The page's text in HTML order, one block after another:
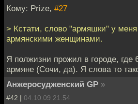
Кому: Prize, #27
> Кстати, слово "армяшки" у меня
армянскими женщинами.
Я полжизни прожил в городе, где
армяне (Сочи, да). Я слова то
Анжеросудженский GP »
#42 | 04.10.09 21:54